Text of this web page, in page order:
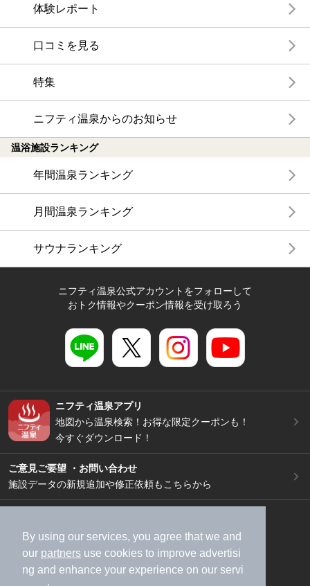
By using our services, you agree that we and
our partners use cookies to improve advertisi
ng and enhance your experience on our servi
体験レポート
口コミを見る
特集
ニフティ温泉からのお知らせ
温浴施設ランキング
年間温泉ランキング
月間温泉ランキング
サウナランキング
ニフティ温泉公式アカウントをフォローして
おトク情報やクーポン情報を受け取ろう
ニフティ温泉アプリ
地図から温泉検索！お得な限定クーポンも！
今すぐダウンロード！
ご意見ご要望 ・お問い合わせ
施設データの新規追加や修正依頼もこちらから
加盟店募集（資料請求）
広告出稿のご案内
利用規約
ライフスタイルMEMBERS+規約
特定商取引法に基づく表記
ヘルプ 採用情報